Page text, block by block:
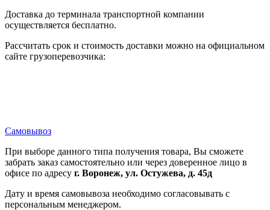
Доставка до терминала транспортной компании
осуществляется бесплатно.
Рассчитать срок и стоимость доставки можно на официальном
сайте грузоперевозчика:
Самовывоз
При выборе данного типа получения товара, Вы сможете
забрать заказ самостоятельно или через доверенное лицо в
офисе по адресу г. Воронеж, ул. Остужева, д. 45д
Дату и время самовывоза необходимо согласовывать с
персональным менеджером.